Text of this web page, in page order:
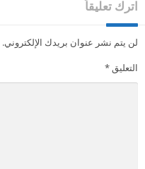
اترك تعليقاً
لن يتم نشر عنوان بريدك الإلكتروني.
التعليق*